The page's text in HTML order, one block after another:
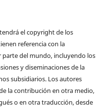
el copyright de los
referencia con la
del mundo, incluyendo los
y diseminaciones de la
subsidiarios. Los autores
la contribución en otra medio,
o en otra traducción, desde